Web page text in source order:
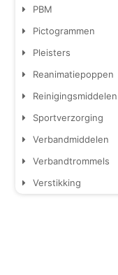
PBM
Pictogrammen
Pleisters
Reanimatiepoppen
Reinigingsmiddelen
Sportverzorging
Verbandmiddelen
Verbandtrommels
Verstikking